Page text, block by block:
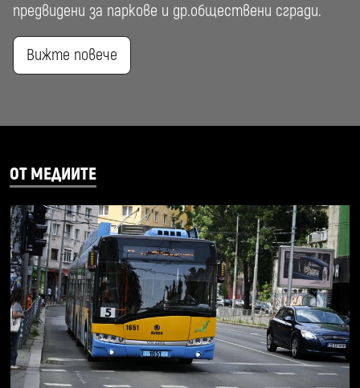
предвидени за паркове и др.обществени сгради.
Вижте повече
ОТ МЕДИИТЕ